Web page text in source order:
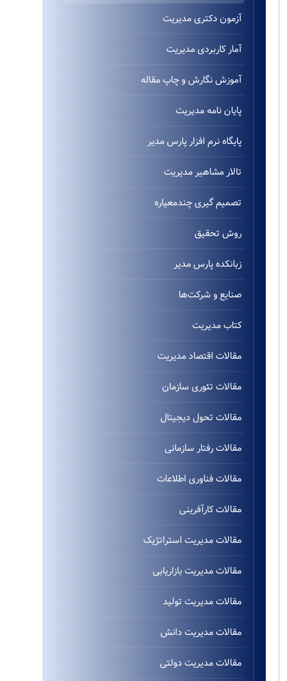
آزمون دکتری مدیریت
آمار کاربردی مدیریت
آموزش نگارش و چاپ مقاله
پایان نامه مدیریت
پایگاه نرم افزار پارس مدیر
تالار مشاهیر مدیریت
تصمیم گیری چندمعیاره
روش تحقیق
زبانکده پارس مدیر
صنایع و شرکت‌ها
کتاب مدیریت
مقالات اقتصاد مدیریت
مقالات تئوری سازمان
مقالات تحول دیجیتال
مقالات رفتار سازمانی
مقالات فناوری اطلاعات
مقالات کارآفرینی
مقالات مدیریت استراتژیک
مقالات مدیریت بازاریابی
مقالات مدیریت تولید
مقالات مدیریت دانش
مقالات مدیریت دولتی